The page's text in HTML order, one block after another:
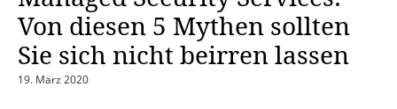
Von diesen 5 Mythen sollten
Sie sich nicht beirren lassen
19. März 2020